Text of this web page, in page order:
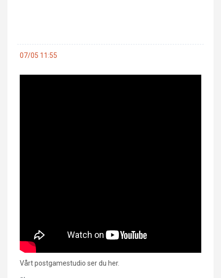
07/05 11:55
Vårt postgamestudio ser du her.